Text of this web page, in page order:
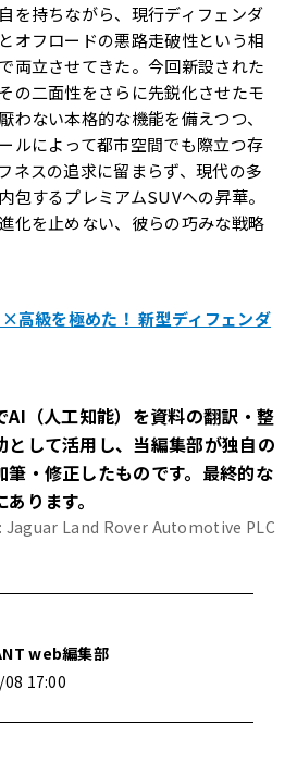
を持ちながら、現行ディフェンダ
オフロードの悪路走破性という相
両立させてきた。今回新設された
の二面性をさらに先鋭化させたモ
わない本格的な機能を備えつつ、
ルによって都市空間でも際立つ存
ネスの追求に留まらず、現代の多
包するプレミアムSUVへの昇華。
化を止めない、彼らの巧みな戦略
×高級を極めた！ 新型ディフェンダ
（人工知能）を資料の翻訳・整
して活用し、当編集部が独自の
・修正したものです。最終的な
ります。
Jaguar Land Rover Automotive PLC
web編集部
17:00